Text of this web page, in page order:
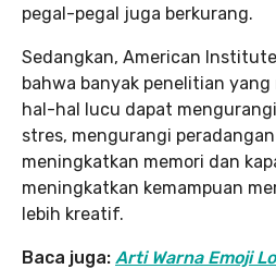
pegal-pegal juga berkurang.
Sedangkan, American
bahwa banyak penelitian
hal-hal lucu dapat
stres, mengurangi
meningkatkan memori dan
meningkatkan kemampuan
lebih kreatif.
Baca juga: Arti Warna Emoji